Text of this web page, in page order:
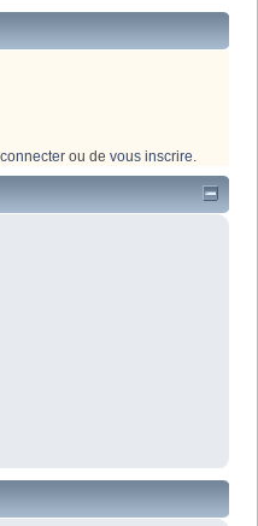
ou de vous inscrire